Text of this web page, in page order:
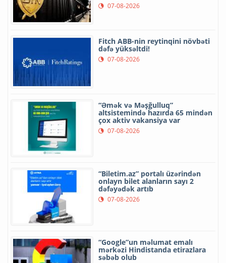
07-08-2026
Fitch ABB-nin reytinqini növbəti
dəfə yüksəltdi!
07-08-2026
“Əmək və Məşğulluq”
altsistemində hazırda 65 mindən
çox aktiv vakansiya var
07-08-2026
“Biletim.az” portalı üzərindən
onlayn bilet alanların sayı 2
dəfəyədək artıb
07-08-2026
“Google”un məlumat emalı
mərkəzi Hindistanda etirazlara
səbəb olub